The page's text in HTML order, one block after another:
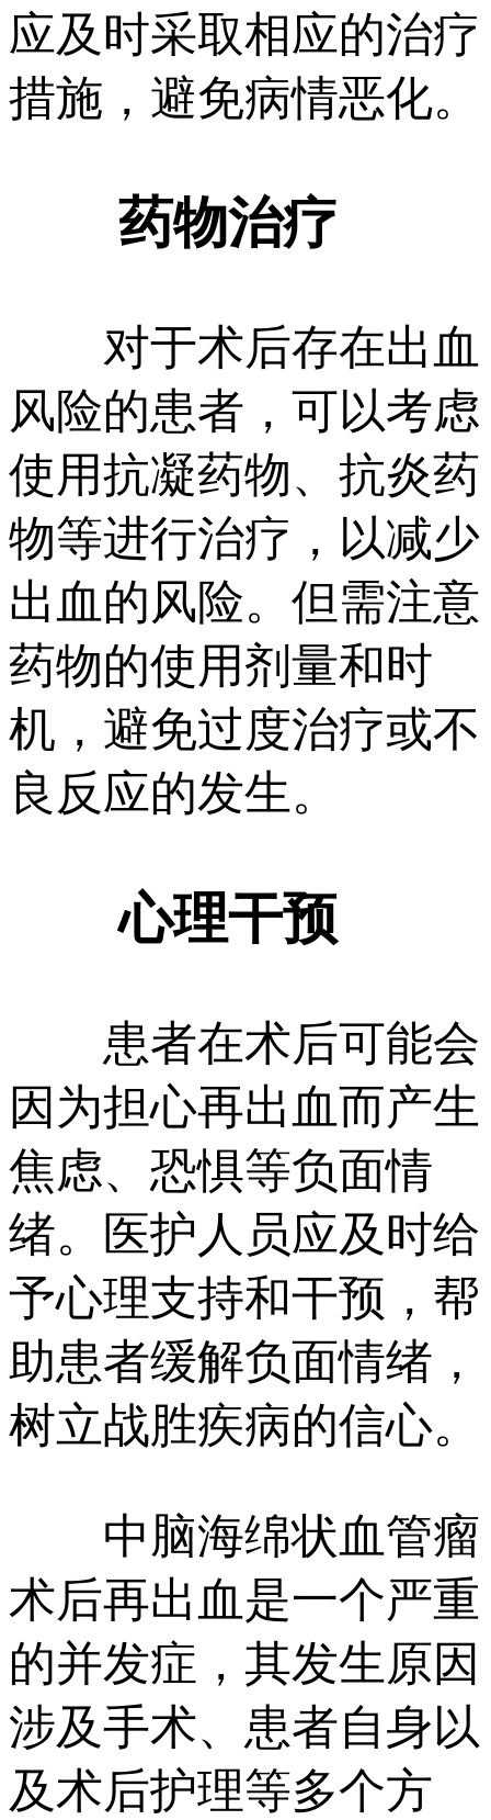
应及时采取相应的治疗
措施，避免病情恶化。
药物治疗
对于术后存在出血
风险的患者，可以考虑
使用抗凝药物、抗炎药
物等进行治疗，以减少
出血的风险。但需注意
药物的使用剂量和时
机，避免过度治疗或不
良反应的发生。
心理干预
患者在术后可能会
因为担心再出血而产生
焦虑、恐惧等负面情
绪。医护人员应及时给
予心理支持和干预，帮
助患者缓解负面情绪，
树立战胜疾病的信心。
中脑海绵状血管瘤
术后再出血是一个严重
的并发症，其发生原因
涉及手术、患者自身以
及术后护理等多个方